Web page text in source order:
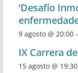
‘Desafío
9 agosto @ 20:00-
IX Carrera
15 agosto @ 19:30